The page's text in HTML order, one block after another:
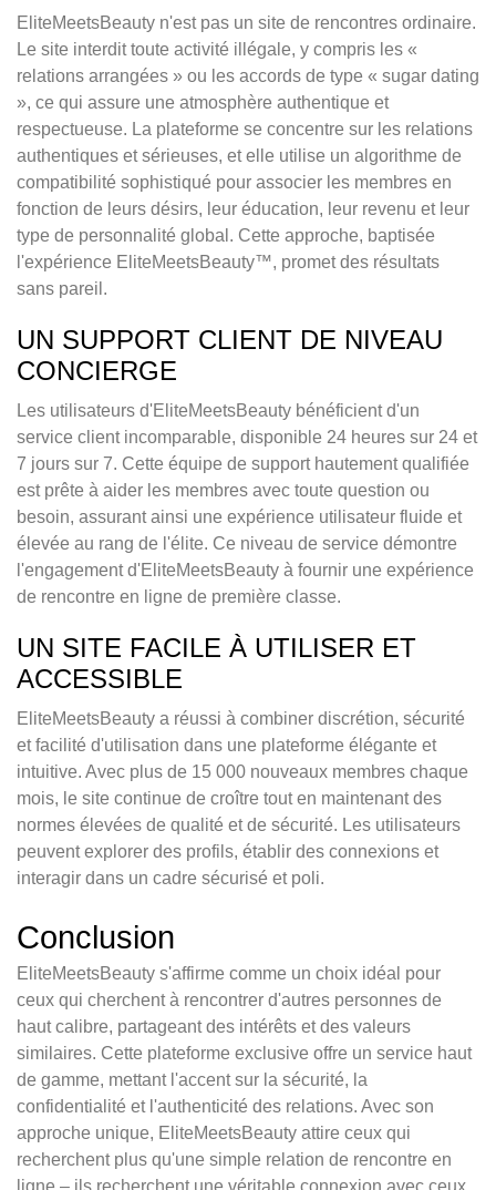
EliteMeetsBeauty n'est pas un site de rencontres ordinaire.
Le site interdit toute activité illégale, y compris les «
relations arrangées » ou les accords de type « sugar dating
», ce qui assure une atmosphère authentique et
respectueuse. La plateforme se concentre sur les relations
authentiques et sérieuses, et elle utilise un algorithme de
compatibilité sophistiqué pour associer les membres en
fonction de leurs désirs, leur éducation, leur revenu et leur
type de personnalité global. Cette approche, baptisée
l'expérience EliteMeetsBeauty™, promet des résultats
sans pareil.
UN SUPPORT CLIENT DE NIVEAU
CONCIERGE
Les utilisateurs d'EliteMeetsBeauty bénéficient d'un
service client incomparable, disponible 24 heures sur 24 et
7 jours sur 7. Cette équipe de support hautement qualifiée
est prête à aider les membres avec toute question ou
besoin, assurant ainsi une expérience utilisateur fluide et
élevée au rang de l'élite. Ce niveau de service démontre
l'engagement d'EliteMeetsBeauty à fournir une expérience
de rencontre en ligne de première classe.
UN SITE FACILE À UTILISER ET
ACCESSIBLE
EliteMeetsBeauty a réussi à combiner discrétion, sécurité
et facilité d'utilisation dans une plateforme élégante et
intuitive. Avec plus de 15 000 nouveaux membres chaque
mois, le site continue de croître tout en maintenant des
normes élevées de qualité et de sécurité. Les utilisateurs
peuvent explorer des profils, établir des connexions et
interagir dans un cadre sécurisé et poli.
Conclusion
EliteMeetsBeauty s'affirme comme un choix idéal pour
ceux qui cherchent à rencontrer d'autres personnes de
haut calibre, partageant des intérêts et des valeurs
similaires. Cette plateforme exclusive offre un service haut
de gamme, mettant l'accent sur la sécurité, la
confidentialité et l'authenticité des relations. Avec son
approche unique, EliteMeetsBeauty attire ceux qui
recherchent plus qu'une simple relation de rencontre en